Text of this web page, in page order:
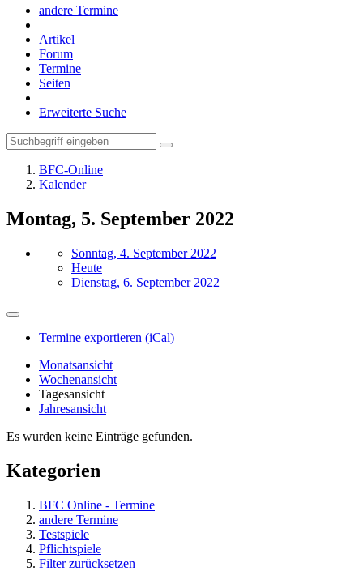
andere Termine
Artikel
Forum
Termine
Seiten
Erweiterte Suche
BFC-Online
Kalender
Montag, 5. September 2022
Sonntag, 4. September 2022
Heute
Dienstag, 6. September 2022
Termine exportieren (iCal)
Monatsansicht
Wochenansicht
Tagesansicht
Jahresansicht
Es wurden keine Einträge gefunden.
Kategorien
BFC Online - Termine
andere Termine
Testspiele
Pflichtspiele
Filter zurücksetzen